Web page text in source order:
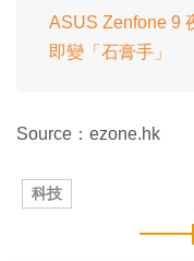
ASUS Zenfone 9
即變「石膏手」
Source：ezone.hk
科技